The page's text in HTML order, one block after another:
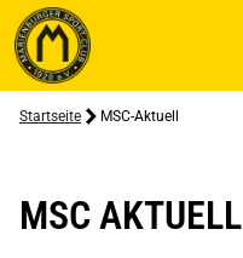
Startseite MSC-Aktuell
MSC AKTUELL